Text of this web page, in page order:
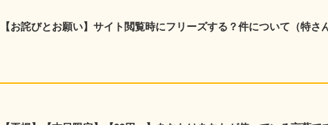
【お詫びとお願い】サイト閲覧時にフリーズする？件について（特さ